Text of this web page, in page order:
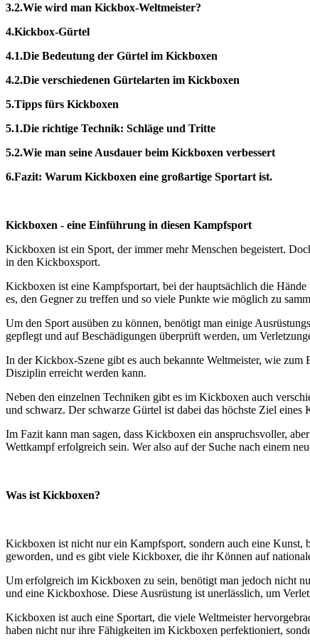
3.2.Wie wird man Kickbox-Weltmeister?
4.Kickbox-Gürtel
4.1.Die Bedeutung der Gürtel im Kickboxen
4.2.Die verschiedenen Gürtelarten im Kickboxen
5.Tipps fürs Kickboxen
5.1.Die richtige Technik: Schläge und Tritte
5.2.Wie man seine Ausdauer beim Kickboxen verbessert
6.Fazit: Warum Kickboxen eine großartige Sportart ist.
Kickboxen - eine Einführung in diesen Kampfsport
Kickboxen ist ein Sport, der immer mehr Menschen begeistert.
in den Kickboxsport.
Kickboxen ist eine Kampfsportart, bei der hauptsächlich die
es, den Gegner zu treffen und so viele Punkte wie möglich zu
Um den Sport ausüben zu können, benötigt man einige
gepflegt und auf Beschädigungen überprüft werden, um
In der Kickbox-Szene gibt es auch bekannte Weltmeister, wie
Disziplin erreicht werden kann.
Neben den einzelnen Techniken gibt es im Kickboxen auch
und schwarz. Der schwarze Gürtel ist dabei das höchste Ziel
Im Fazit kann man sagen, dass Kickboxen ein anspruchsvoller,
Wettkampf erfolgreich sein. Wer also auf der Suche nach einem
Was ist Kickboxen?
Kickboxen ist nicht nur ein Kampfsport, sondern auch eine Kunst,
geworden, und es gibt viele Kickboxer, die ihr Können auf
Um erfolgreich im Kickboxen zu sein, benötigt man jedoch nicht
und eine Kickboxhose. Diese Ausrüstung ist unerlässlich, um
Kickboxen ist auch eine Sportart, die viele Weltmeister
haben nicht nur ihre Fähigkeiten im Kickboxen perfektioniert,